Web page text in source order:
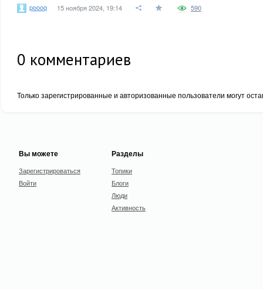
poooq 15 ноября 2024, 19:14 590
0 комментариев
Только зарегистрированные и авторизованные пользователи могут
Вы можете
Зарегистрироваться
Войти
Разделы
Топики
Блоги
Люди
Активность